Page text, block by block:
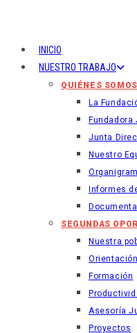
contenidoINICIO
NUESTRO TRABAJO
QUIÉNES SOMOS
La
Fundadora
Junta
Nuestro
Informes
SEGUNDAS
Nuestra
Orientación
Formación
Asesoría
Proyectos